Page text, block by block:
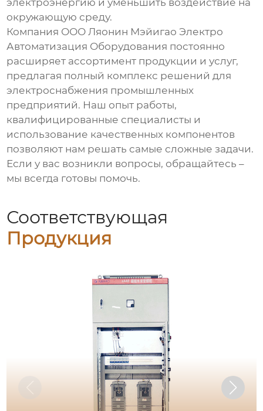
электроэнергию и уменьшить воздействие на
окружающую среду.
Компания ООО Ляонин Мэйигао Электро
Автоматизация Оборудования постоянно
расширяет ассортимент продукции и услуг,
предлагая полный комплекс решений для
электроснабжения промышленных
предприятий. Наш опыт работы,
квалифицированные специалисты и
использование качественных компонентов
позволяют нам решать самые сложные задачи.
Если у вас возникли вопросы, обращайтесь –
мы всегда готовы помочь.
Соответствующая
Продукция